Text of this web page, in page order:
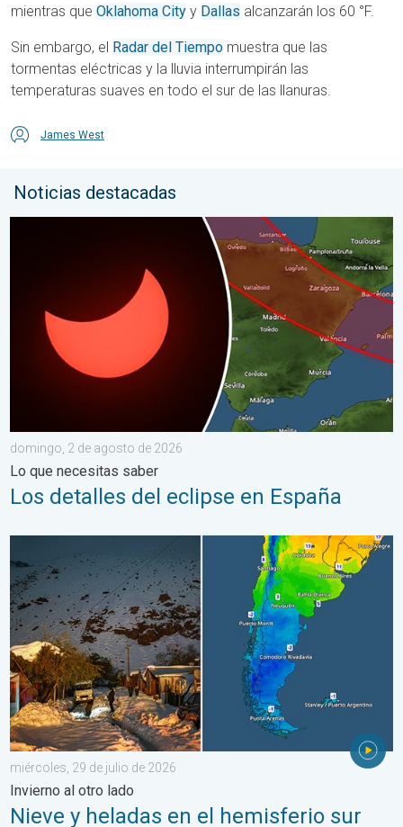
mientras que Oklahoma City y Dallas alcanzarán los 60 °F.
Sin embargo, el Radar del Tiempo muestra que las
tormentas eléctricas y la lluvia interrumpirán las
temperaturas suaves en todo el sur de las llanuras.
James West
Noticias destacadas
Los detalles del eclipse en España. Lo que necesitas saber.
domingo, 2 de agosto de 2026
Lo que necesitas saber
Los detalles del eclipse en España
Nieve y heladas en el hemisferio sur. Invierno al otro lado. . .
miércoles, 29 de julio de 2026
Invierno al otro lado
Nieve y heladas en el hemisferio sur